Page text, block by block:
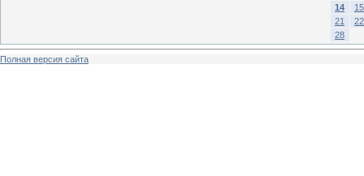
14
15
21
22
28
Полная версия сайта